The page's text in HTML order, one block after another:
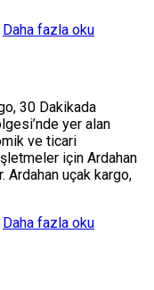
Daha fazla oku
30 Dakikada
yer alan
ve ticari
için Ardahan
Ardahan uçak kargo,
Daha fazla oku